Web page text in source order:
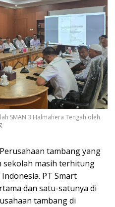
SMAN 3 Halmahera Tengah oleh
tambang yang
masih terhitung
PT Smart
dan satu-satunya di
tambang di